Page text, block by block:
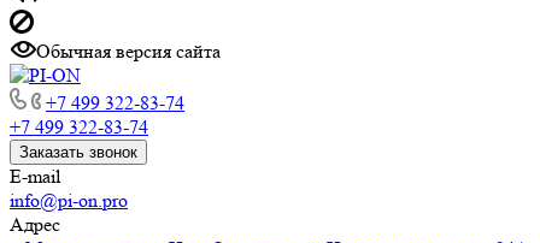
Обычная версия сайта
+7 499 322-83-74
+7 499 322-83-74
Заказать звонок
E-mail
info@pi-on.pro
Адрес